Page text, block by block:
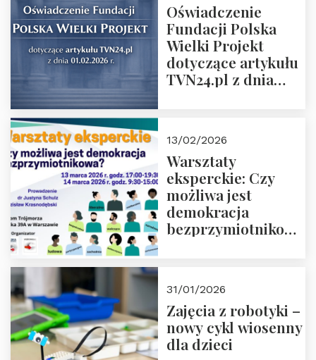
Oświadczenie
Fundacji Polska
Wielki Projekt
dotyczące artykułu
TVN24.pl z dnia
13/02/2026
Warsztaty
eksperckie: Czy
możliwa jest
demokracja
bezprzymiotnikowa?
31/01/2026
Zajęcia z robotyki –
nowy cykl wiosenny
dla dzieci